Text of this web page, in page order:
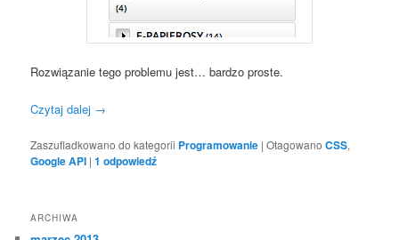
Rozwiązanie tego problemu jest… bardzo proste.
Czytaj dalej →
Zaszufladkowano do kategorii Programowanie |Otagowano CSS,
Google API |1 odpowiedź
ARCHIWA